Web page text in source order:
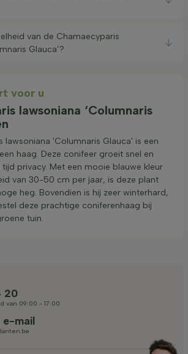
van de Chamaecyparis
Glauca’?
voor u
lawsoniana ‘Columnaris
lawsoniana 'Columnaris Glauca' is een
haag. Deze conifeer groeit snel en
privacy. Met een mooie blauwe kleur
van 30-50 cm per jaar, is deze plant
heg. Bovendien is hij zeer winterhard,
deze prachtige coniferenhaag bij
tuin.
20
van 09:00 - 17:00
e-mail